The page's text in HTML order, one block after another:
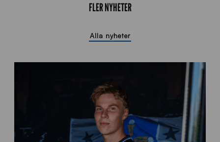
FLER NYHETER
Alla nyheter